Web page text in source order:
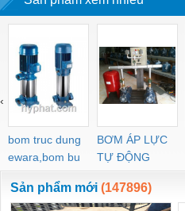
bom truc dung
ewara,bom bu
ewara
BƠM ÁP LỰC
TỰ ĐỘNG
‹
Sản phẩm mới (147896)